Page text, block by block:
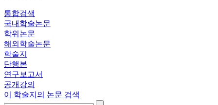
통합검색
국내학술논문
학위논문
해외학술논문
학술지
단행본
연구보고서
공개강의
이 학술지의 논문 검색